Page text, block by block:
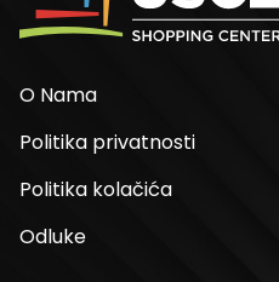
O Nama
Politika privatnosti
Politika kolačića
Odluke